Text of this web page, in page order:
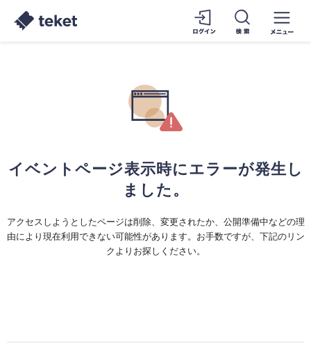
イベントページ表示時にエラーが発生し
ました。
アクセスしようとしたページは削除、変更されたか、公開準備中などの理
由により現在利用できない可能性があります。お手数ですが、下記のリン
クよりお探しください。